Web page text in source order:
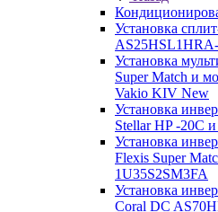
Установка
Установка
Super Match и
Vakio KIV New
Установка
Stellar HP -20С
Установка
Flexis Super
1U35S2SM3FA
Установка
Coral DC